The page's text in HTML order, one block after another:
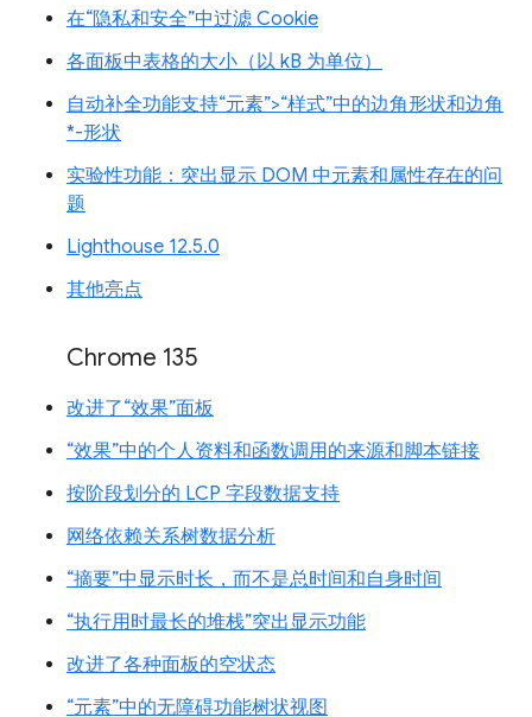
在“隐私和安全”中过滤 Cookie
各面板中表格的大小（以 kB 为单位）
自动补全功能支持“元素”>“样式”中的边角形状和边角
*-形状
实验性功能：突出显示 DOM 中元素和属性存在的问
题
Lighthouse 12.5.0
其他亮点
Chrome 135
改进了“效果”面板
“效果”中的个人资料和函数调用的来源和脚本链接
按阶段划分的 LCP 字段数据支持
网络依赖关系树数据分析
“摘要”中显示时长，而不是总时间和自身时间
“执行用时最长的堆栈”突出显示功能
改进了各种面板的空状态
“元素”中的无障碍功能树状视图